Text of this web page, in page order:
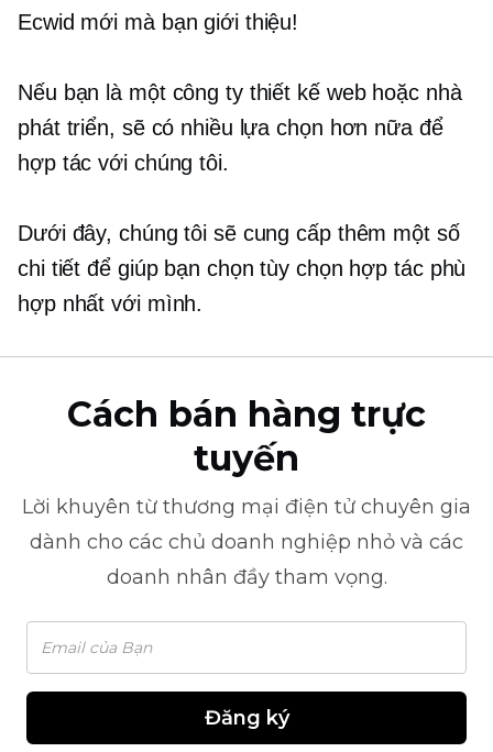
Ecwid mới mà bạn giới thiệu!
Nếu bạn là một công ty thiết kế web hoặc nhà
phát triển, sẽ có nhiều lựa chọn hơn nữa để
hợp tác với chúng tôi.
Dưới đây, chúng tôi sẽ cung cấp thêm một số
chi tiết để giúp bạn chọn tùy chọn hợp tác phù
hợp nhất với mình.
Cách bán hàng trực
tuyến
Lời khuyên từ thương mại điện tử chuyên gia
dành cho các chủ doanh nghiệp nhỏ và các
doanh nhân đầy tham vọng.
Đăng ký